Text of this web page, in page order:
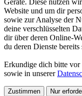
Geräte. Diese nutzen
Website und um dir
sowie zur Analyse der
deine verschlüsselten
dir über deren Online-
du deren Dienste bereits
Erkundige dich bitte
sowie in unserer
Zustimmen Nur